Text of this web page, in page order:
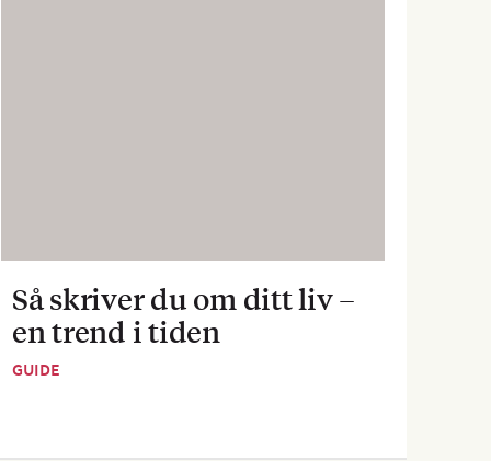
Så skriver du om ditt liv –
en trend i tiden
GUIDE